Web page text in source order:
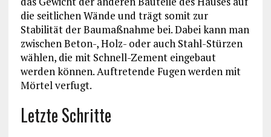
die seitlichen Wände und trägt somit zur
Stabilität der Baumaßnahme bei. Dabei kann man
zwischen Beton-, Holz- oder auch Stahl-Stürzen
wählen, die mit Schnell-Zement eingebaut
werden können. Auftretende Fugen werden mit
Mörtel verfugt.
Letzte Schritte